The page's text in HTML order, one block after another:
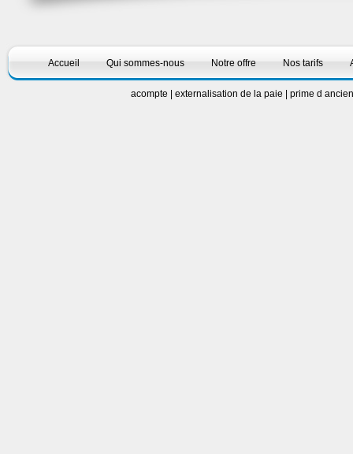
Accueil Qui sommes-nous Notre offre Nos tarifs
acompte externalisation de la paie prime d